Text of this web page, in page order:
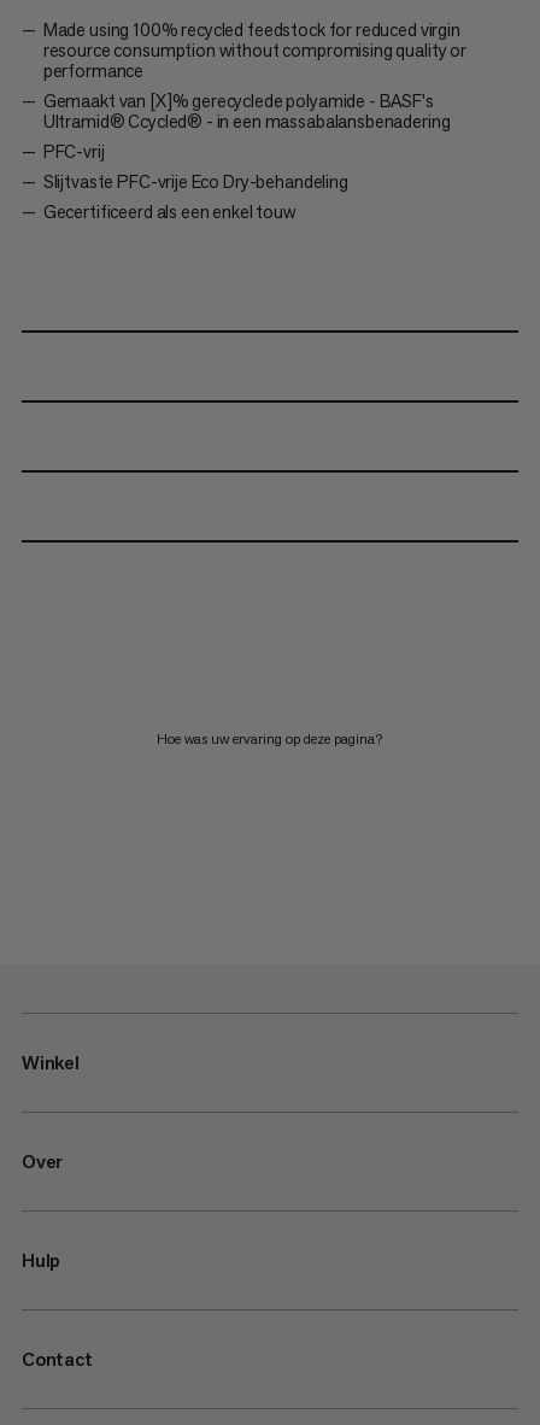
Made using 100% recycled feedstock for reduced virgin
resource consumption without compromising quality or
performance
Gemaakt van [X]% gerecyclede polyamide - BASF's
Ultramid® Ccycled® - in een massabalansbenadering
PFC-vrij
Slijtvaste PFC-vrije Eco Dry-behandeling
Gecertificeerd als een enkel touw
Hoe was uw ervaring op deze pagina?
Winkel
Over
Hulp
Contact